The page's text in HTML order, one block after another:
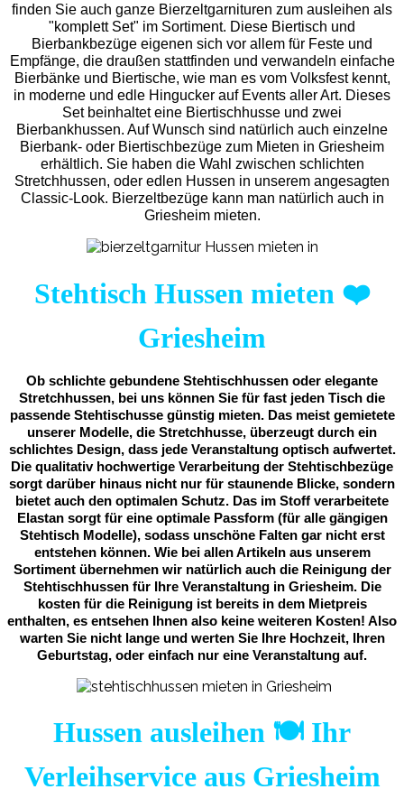
finden Sie auch ganze Bierzeltgarnituren zum ausleihen als
"komplett Set" im Sortiment. Diese Biertisch und
Bierbankbezüge eigenen sich vor allem für Feste und
Empfänge, die draußen stattfinden und verwandeln einfache
Bierbänke und Biertische, wie man es vom Volksfest kennt,
in moderne und edle Hingucker auf Events aller Art. Dieses
Set beinhaltet eine Biertischhusse und zwei
Bierbankhussen. Auf Wunsch sind natürlich auch einzelne
Bierbank- oder Biertischbezüge zum Mieten in Griesheim
erhältlich. Sie haben die Wahl zwischen schlichten
Stretchhussen, oder edlen Hussen in unserem angesagten
Classic-Look. Bierzeltbezüge kann man natürlich auch in
Griesheim mieten.
Stehtisch Hussen mieten ❤️
Griesheim
Ob schlichte gebundene Stehtischhussen oder elegante
Stretchhussen, bei uns können Sie für fast jeden Tisch die
passende Stehtischusse günstig mieten. Das meist gemietete
unserer Modelle, die Stretchhusse, überzeugt durch ein
schlichtes Design, dass jede Veranstaltung optisch aufwertet.
Die qualitativ hochwertige Verarbeitung der Stehtischbezüge
sorgt darüber hinaus nicht nur für staunende Blicke, sondern
bietet auch den optimalen Schutz. Das im Stoff verarbeitete
Elastan sorgt für eine optimale Passform (für alle gängigen
Stehtisch Modelle), sodass unschöne Falten gar nicht erst
entstehen können. Wie bei allen Artikeln aus unserem
Sortiment übernehmen wir natürlich auch die Reinigung der
Stehtischhussen für Ihre Veranstaltung in Griesheim. Die
kosten für die Reinigung ist bereits in dem Mietpreis
enthalten, es entsehen Ihnen also keine weiteren Kosten! Also
warten Sie nicht lange und werten Sie Ihre Hochzeit, Ihren
Geburtstag, oder einfach nur eine Veranstaltung auf.
Hussen ausleihen 🍽️ Ihr
Verleihservice aus Griesheim